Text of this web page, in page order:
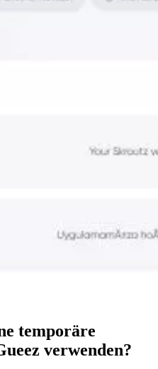
temporäre
verwenden?